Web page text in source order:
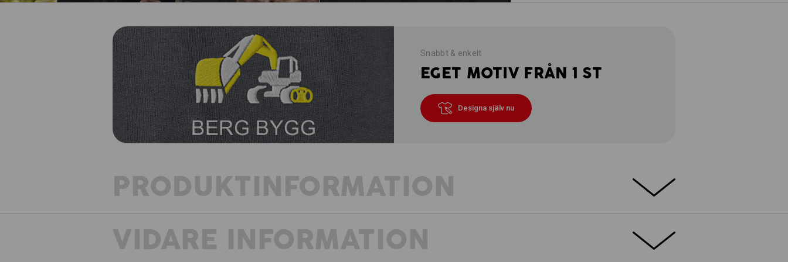
Snabbt & enkelt
EGET MOTIV FRÅN 1 ST
Designa själv nu
PRODUKTINFORMATION
REDO FÖR ALLA VÄDER
Det blir soligt och kallt, spridda skurar eller till och med snö – när vädret är
VIDARE INFORMATION